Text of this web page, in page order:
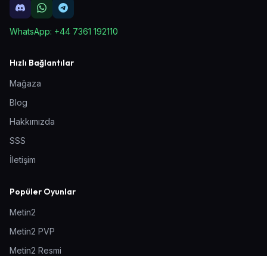
WhatsApp: +44 7361 192110
Hızlı Bağlantılar
Mağaza
Blog
Hakkımızda
SSS
İletişim
Popüler Oyunlar
Metin2
Metin2 PVP
Metin2 Resmi